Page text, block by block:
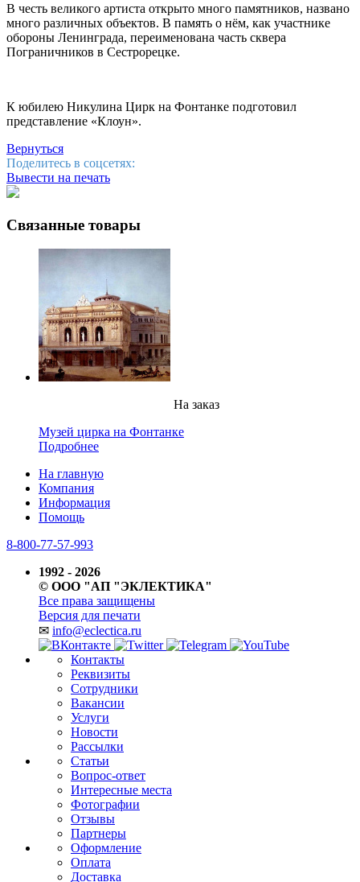
В честь великого артиста открыто много памятников, названо
много различных объектов. В память о нём, как участнике
обороны Ленинграда, переименована часть сквера
Пограничников в Сестрорецке.
К юбилею Никулина Цирк на Фонтанке подготовил
представление «Клоун».
Вернуться
Поделитесь в соцсетях:
Вывести на печать
Связанные товары
На заказ
Музей цирка на Фонтанке
Подробнее
На главную
Компания
Информация
Помощь
8-800-77-57-993
1992 - 2026
© ООО "АП "ЭКЛЕКТИКА"
Все права защищены
Версия для печати
✉ info@eclectica.ru
Контакты
Реквизиты
Сотрудники
Вакансии
Услуги
Новости
Рассылки
Статьи
Вопрос-ответ
Интересные места
Фотографии
Отзывы
Партнеры
Оформление
Оплата
Доставка